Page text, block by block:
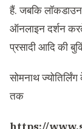
हैं. जबकि
ऑनलाइन दर्शन
प्रसादी आदि की
सोमनाथ
तक